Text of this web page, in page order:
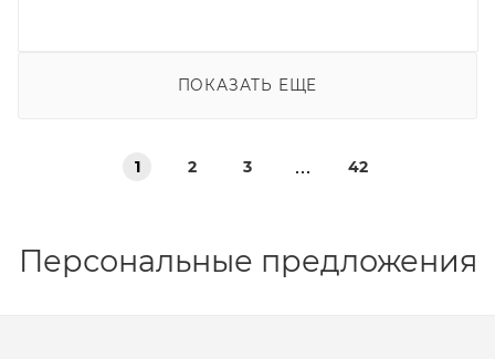
ПОКАЗАТЬ ЕЩЕ
1 2 3 42
Персональные предложения